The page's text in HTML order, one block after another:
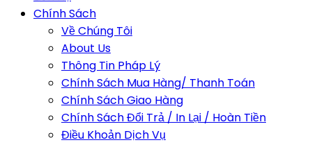
Chính Sách
Về Chúng Tôi
About Us
Thông Tin Pháp Lý
Chính Sách Mua Hàng/ Thanh Toán
Chính Sách Giao Hàng
Chính Sách Đổi Trả / In Lại / Hoàn Tiền
Điều Khoản Dịch Vụ